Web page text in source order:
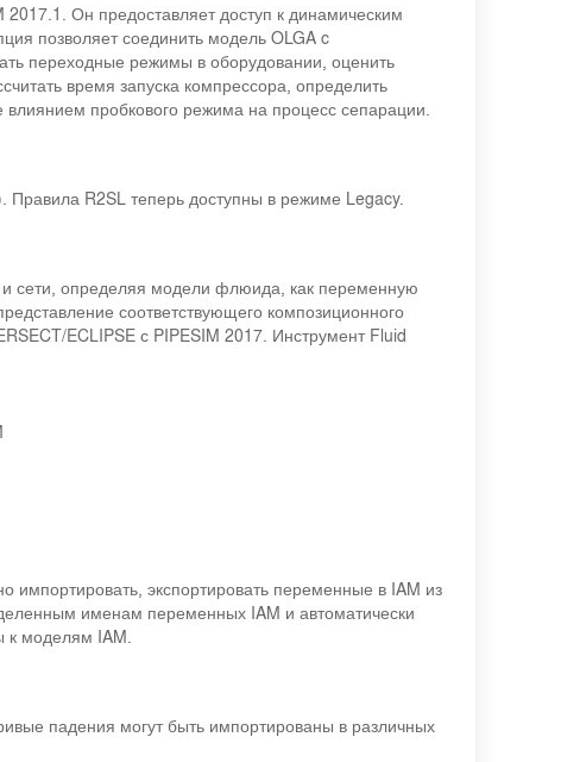
Он предоставляет доступ к динамическим
позволяет соединить модель OLGA c
переходные режимы в оборудовании, оценить
время запуска компрессора, определить
пробкового режима на процесс сепарации.
R2SL теперь доступны в режиме Legacy.
сети, определяя модели флюида, как переменную
соответствующего композиционного
ECLIPSE с PIPESIM 2017. Инструмент Fluid
импортировать, экспортировать переменные в IAM из
именам переменных IAM и автоматически
к моделям IAM.
падения могут быть импортированы в различных